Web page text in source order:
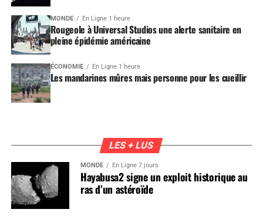
MONDE En Ligne 1 heure
Rougeole à Universal Studios une alerte sanitaire en
pleine épidémie américaine
ÉCONOMIE En Ligne 1 heure
Les mandarines mûres mais personne pour les cueillir
LES + LUS
MONDE En Ligne 7 jours
Hayabusa2 signe un exploit historique au
ras d’un astéroïde